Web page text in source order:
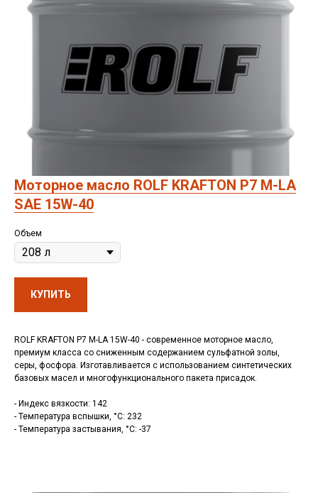
Моторное масло ROLF KRAFTON P7 M-LA
SAE 15W-40
Объем
КУПИТЬ
ROLF KRAFTON P7 M-LA 15W-40 - современное моторное масло,
премиум класса со сниженным содержанием сульфатной золы,
серы, фосфора. Изготавливается с использованием синтетических
базовых масел и многофункционального пакета присадок.
- Индекс вязкости: 142
- Температура вспышки, °C: 232
- Температура застывания, °C: -37